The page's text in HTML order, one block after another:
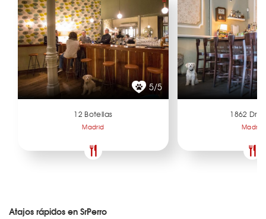
5/5
12 Botellas
Madrid
1862 Dry
Madrid
Atajos rápidos en SrPerro